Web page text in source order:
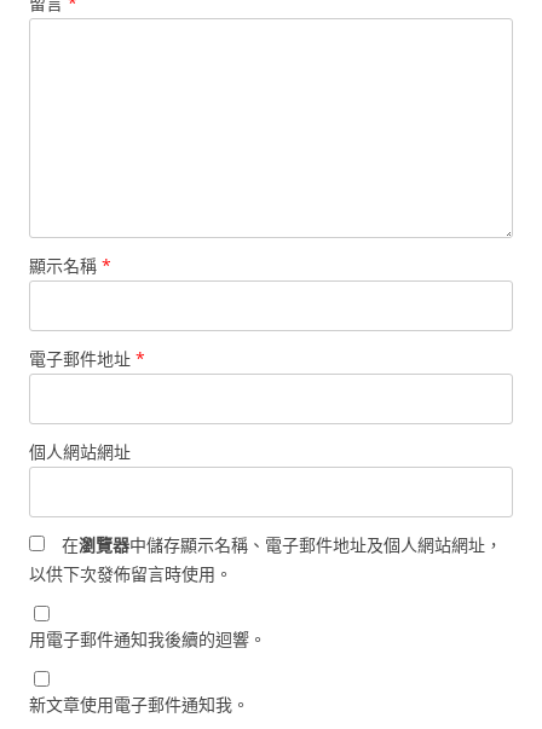
顯示名稱 *
電子郵件地址 *
個人網站網址
在瀏覽器中儲存顯示名稱、電子郵件地址及個人網站網址，
以供下次發佈留言時使用。
用電子郵件通知我後續的迴響。
新文章使用電子郵件通知我。